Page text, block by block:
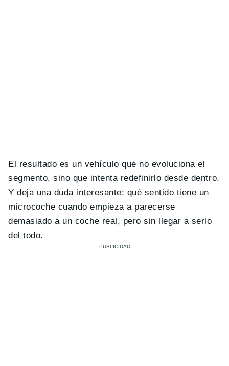
El resultado es un vehículo que no evoluciona el
segmento, sino que intenta redefinirlo desde dentro.
Y deja una duda interesante: qué sentido tiene un
microcoche cuando empieza a parecerse
demasiado a un coche real, pero sin llegar a serlo
del todo.